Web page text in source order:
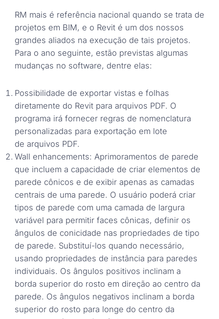
RM mais é referência nacional quando se trata de
projetos em BIM, e o Revit é um dos nossos
grandes aliados na execução de tais projetos.
Para o ano seguinte, estão previstas algumas
mudanças no software, dentre elas:
Possibilidade de exportar vistas e folhas
diretamente do Revit para arquivos PDF. O
programa irá fornecer regras de nomenclatura
personalizadas para exportação em lote
de arquivos PDF.
Wall enhancements: Aprimoramentos de parede
que incluem a capacidade de criar elementos de
parede cônicos e de exibir apenas as camadas
centrais de uma parede. O usuário poderá criar
tipos de parede com uma camada de largura
variável para permitir faces cônicas, definir os
ângulos de conicidade nas propriedades de tipo
de parede. Substituí-los quando necessário,
usando propriedades de instância para paredes
individuais. Os ângulos positivos inclinam a
borda superior do rosto em direção ao centro da
parede. Os ângulos negativos inclinam a borda
superior do rosto para longe do centro da